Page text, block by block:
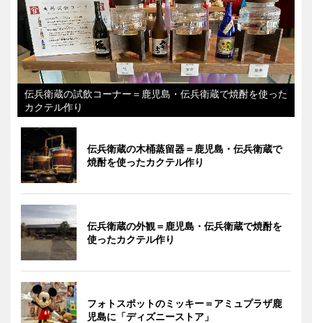
伝兵衛蔵の試飲コーナー＝鹿児島・伝兵衛蔵で焼酎を使った
カクテル作り
伝兵衛蔵の木桶蒸留器＝鹿児島・伝兵衛蔵で
焼酎を使ったカクテル作り
伝兵衛蔵の外観＝鹿児島・伝兵衛蔵で焼酎を
使ったカクテル作り
フォトスポットのミッキー＝アミュプラザ鹿
児島に「ディズニーストア」